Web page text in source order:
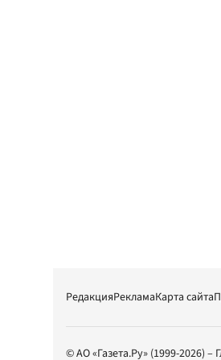
РедакцияРекламаКарта сайта
© АО «Газета.Ру» (1999-2026) –